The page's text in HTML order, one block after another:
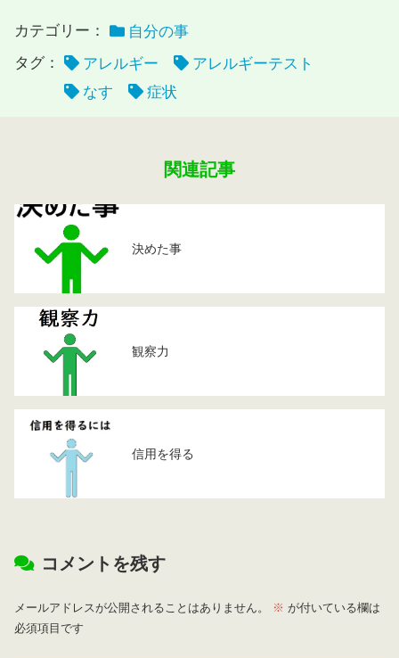
カテゴリー：
自分の事
タグ：
アレルギー
アレルギーテスト
なす
症状
関連記事
決めた事
観察力
信用を得る
コメントを残す
メールアドレスが公開されることはありません。 ※ が付いている欄は
必須項目です